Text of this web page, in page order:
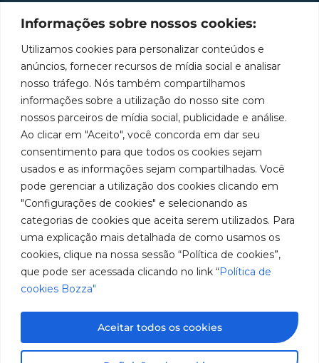
Informações sobre nossos cookies:
Utilizamos cookies para personalizar conteúdos e
anúncios, fornecer recursos de mídia social e analisar
nosso tráfego. Nós também compartilhamos
informações sobre a utilização do nosso site com
nossos parceiros de mídia social, publicidade e análise.
Ao clicar em "Aceito", você concorda em dar seu
consentimento para que todos os cookies sejam
usados e as informações sejam compartilhadas. Você
pode gerenciar a utilização dos cookies clicando em
"Configurações de cookies" e selecionando as
categorias de cookies que aceita serem utilizados. Para
uma explicação mais detalhada de como usamos os
cookies, clique na nossa sessão “Política de cookies”,
que pode ser acessada clicando no link “Política de
cookies Bozza"
Aceitar todos os cookies
Marca
líder
em
fabricação
de
equipamentos
para
lubrificação
e
abastecimento
da
América
Políticas
Privacidade
Políticas
de
Cookies
Institucional
A Bozza
Produtos
Soluções
Assistências
Técnicas
Seja um
representante
Trabalhe
Conosco
Localização
Rua
Tiradentes,
931 – Anexo
Franchini,
50/96
Bairro: Santa
Terezinha
São Bernardo
do Campo –
SP
Fale
Conosco
SAC: 0800
019 5050
Redes
Facebook
LinkedIn
Instagram